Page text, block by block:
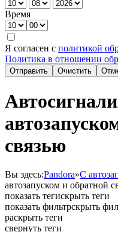
Время
Я согласен с политикой
Политика в отношении
Отправить Очистить
связью
Вы здесь:Pandora»С
автозапуском и обратной
показать тегискрыть теги
показать фильтрскрыть
раскрыть теги
свернуть теги